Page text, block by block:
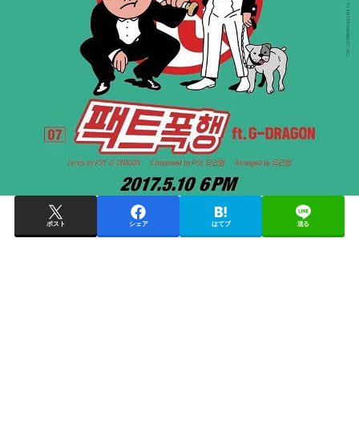
ポスト シェア はてブ 送る